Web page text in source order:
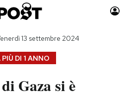
Auto
Moda
DI 1 ANNO
13 settembre 2024
Gaza si è